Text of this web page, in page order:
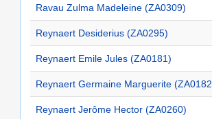
Ravau Zulma Madeleine (ZA0309)
Reynaert Desiderius (ZA0295)
Reynaert Emile Jules (ZA0181)
Reynaert Germaine Marguerite
Reynaert Jerôme Hector (ZA0260)